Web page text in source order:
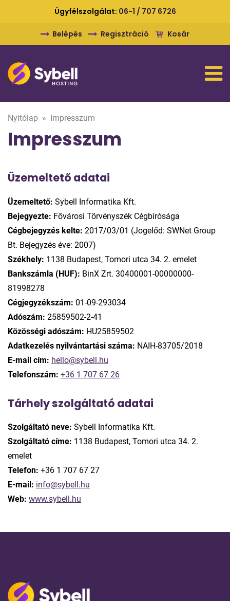
Ügyfélszolgálat: 06-1 / 707 6726
Belépés Regisztráció Kosár
Nyitólap » Impresszum
Impresszum
Üzemeltető adatai
Üzemeltető: Sybell Informatika Kft.
Bejegyezte: Fővárosi Törvényszék Cégbírósága
Cégbejegyzés kelte: 2017/03/01 (Jogelőd: SWNet Group
Bt. Bejegyzés éve: 2007)
Székhely: 1138 Budapest, Tomori utca 34. 2. emelet
Bankszámla (HUF): BinX Zrt. 30400001-00000000-
81998278
Cégjegyzékszám: 01-09-293034
Adószám: 25859502-2-41
Közösségi adószám: HU25859502
Adatkezelés nyilvántartási száma: NAIH-83705/2018
E-mail cím: hello@sybell.hu
Telefonszám: +36 1 707 67 26
Tárhely szolgáltató adatai
Szolgáltató neve: Sybell Informatika Kft.
Szolgáltató címe: 1138 Budapest, Tomori utca 34. 2.
emelet
Telefon: +36 1 707 67 27
E-mail: info@sybell.hu
Web: www.sybell.hu